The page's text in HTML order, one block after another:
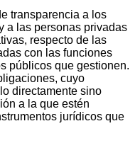
transparencia a los
a las personas privadas
respecto de las
con las funciones
públicos que gestionen.
cuyo
directamente sino
a la que estén
jurídicos que